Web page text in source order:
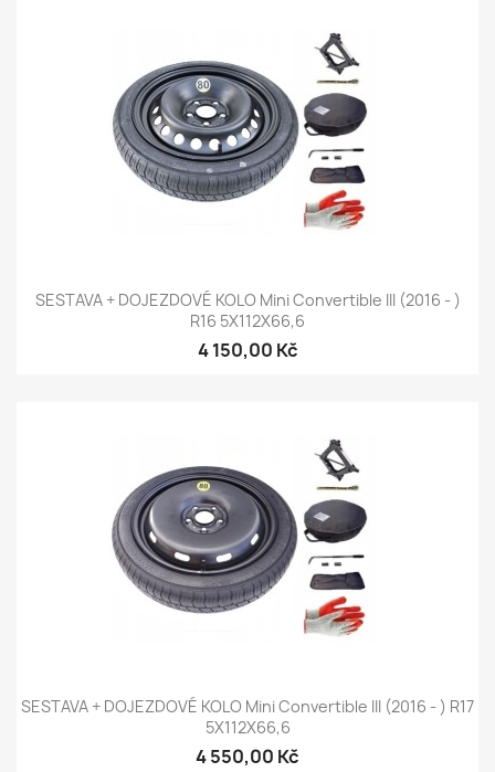
SESTAVA + DOJEZDOVÉ KOLO Mini Convertible III (2016 - )
R16 5X112X66,6
4 150,00 Kč
SESTAVA + DOJEZDOVÉ KOLO Mini Convertible III (2016 - ) R17
5X112X66,6
4 550,00 Kč